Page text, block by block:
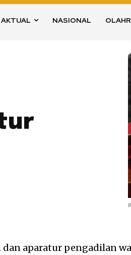
AKTUAL NASIONAL
dan aparatur pengadilan